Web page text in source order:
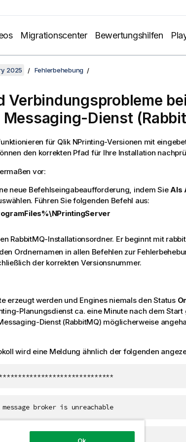
Migrationscenter Bewertungshilfen
2025 Fehlerbehebung
Verbindungsprobleme bei
Messaging-Dienst(
für Qlik NPrinting-Versionen mit
den korrekten Pfad für Ihre Installation
vor:
neue Befehlseingabeaufforderung, indem SieAls
Führen Sie folgenden Befehl aus:
RabbitMQ-Installationsordner. Er beginnt mit
Ordnernamen in allen Befehlen zur
der korrekten Versionsnummer.
erzeugt werden und Engines niemals den Status
Planungsdienstca. eine Minute nach dem
Dienst(RabbitMQ) möglicherweise
wird eine Meldung ähnlich der folgenden
broker is unreachable
service